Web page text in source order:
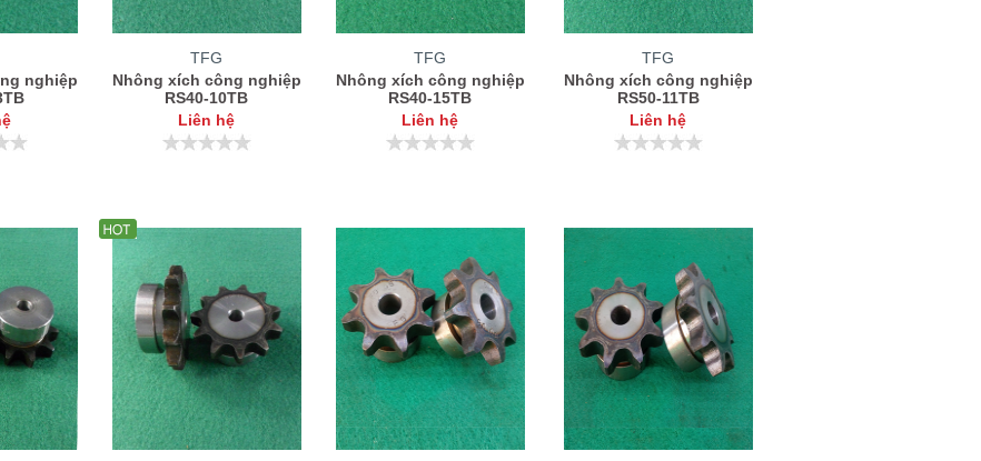
nghiệp
TFG
Nhông xích công nghiệp
RS40-10TB
Liên hệ
TFG
Nhông xích công nghiệp
RS40-15TB
Liên hệ
TFG
Nhông xích công nghiệp
RS50-11TB
Liên hệ